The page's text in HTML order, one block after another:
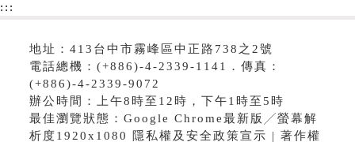
:::
地址：413台中市霧峰區中正路738之2號
電話總機：(+886)-4-2339-1141．傳真：
(+886)-4-2339-9072
辦公時間：上午8時至12時，下午1時至5時
最佳瀏覽狀態：Google Chrome最新版╱螢幕解
析度1920x1080 隱私權及安全政策宣示 | 著作權